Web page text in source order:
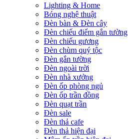
Lighting & Home
Bóng nghệ thuật
Đèn bàn & Đèn cây
Đèn chiếu điểm gắn tường
Đèn chiếu gương
Đèn chùm quý tộc
Đèn gắn tường
Đèn ngoài trời
Đèn nhà xưởng
Đèn ốp phòng ngủ
Đèn ốp trần đồng
Đèn quạt trần
Đèn sale
Đèn thả cafe
Đèn thả hiện đại